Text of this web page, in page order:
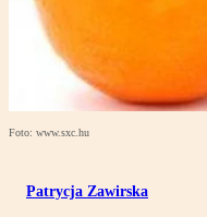
Foto: www.sxc.hu
Patrycja Zawirska